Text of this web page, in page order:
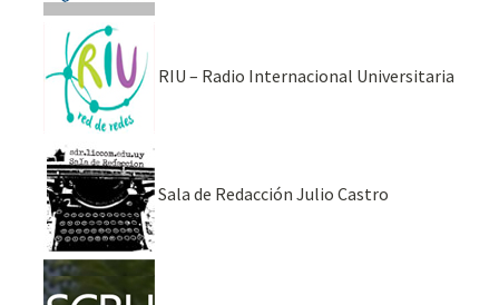
RIU – Radio Internacional Universitaria
Sala de Redacción Julio Castro